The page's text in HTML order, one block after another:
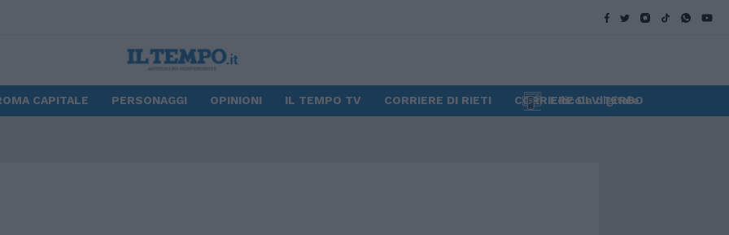
CAPITALE PERSONAGGI OPINIONI IL TEMPO TV CORRIERE DI RIETI CORRIERE DI VITERBO
Edicola digitale